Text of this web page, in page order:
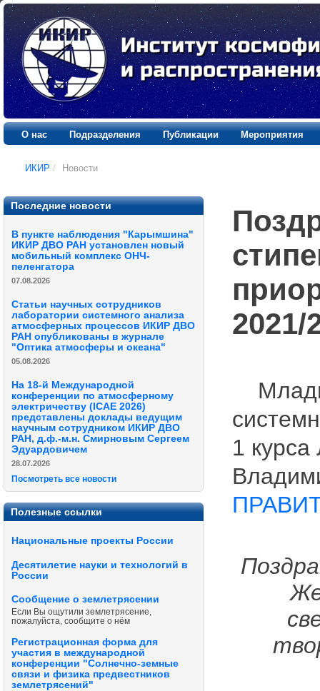
О нас Подразделения Публикации Мероприятия
ИКИР / Новости
Последние новости
В пункте наблюдения "Карымшина"
ИКИР ДВО РАН установлен новый
мобильный комплекс ОНЧ-
пеленгатора
07.08.2026
Статьи научных сотрудников
лаборатории системного анализа
атмосферных процессов ИКИР ДВО
РАН опубликованы в журнале
"Оптика атмосферы и океана"
05.08.2026
На 18-й Международной
конференции по атмосферному
электричеству (ICAE 2026)
представлены доклады ведущим
научным сотрудником ИКИР ДВО
РАН, д.ф.-м.н. Смирновым Сергеем
Эдуардовичем
28.07.2026
Посмотреть все новости
Полезные ссылки
Национальные проекты России
Десятилетие науки и технологий в
России
Сообщение о землетрясении
Если Вы ощутили землетрясение,
пожалуйста, сообщите о нём
Регистрационная форма для
участия в международной
конференции "Солнечно-земные
связи и физика предвестников
землетрясений"
2021/
1